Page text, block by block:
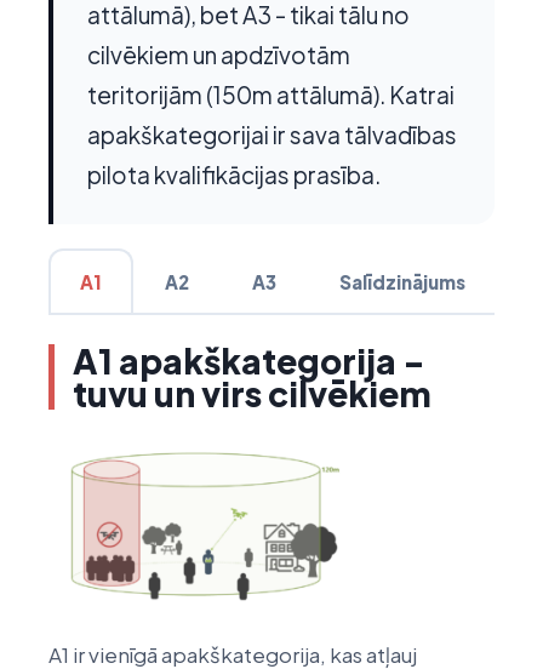
attālumā), bet A3 - tikai tālu no
cilvēkiem un apdzīvotām
teritorijām (150m attālumā). Katrai
apakškategorijai ir sava tālvadības
pilota kvalifikācijas prasība.
A1 A2 A3 Salīdzinājums
A1 apakškategorija -
tuvu un virs cilvēkiem
A1 ir vienīgā apakškategorija, kas atļauj